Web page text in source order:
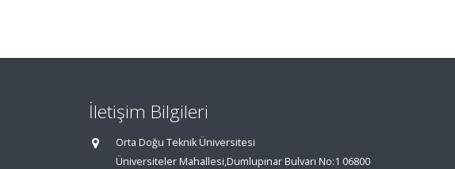
İletişim Bilgileri
Orta Doğu Teknik Üniversitesi
Üniversiteler Mahallesi,Dumlupınar Bulvarı No:1 06800